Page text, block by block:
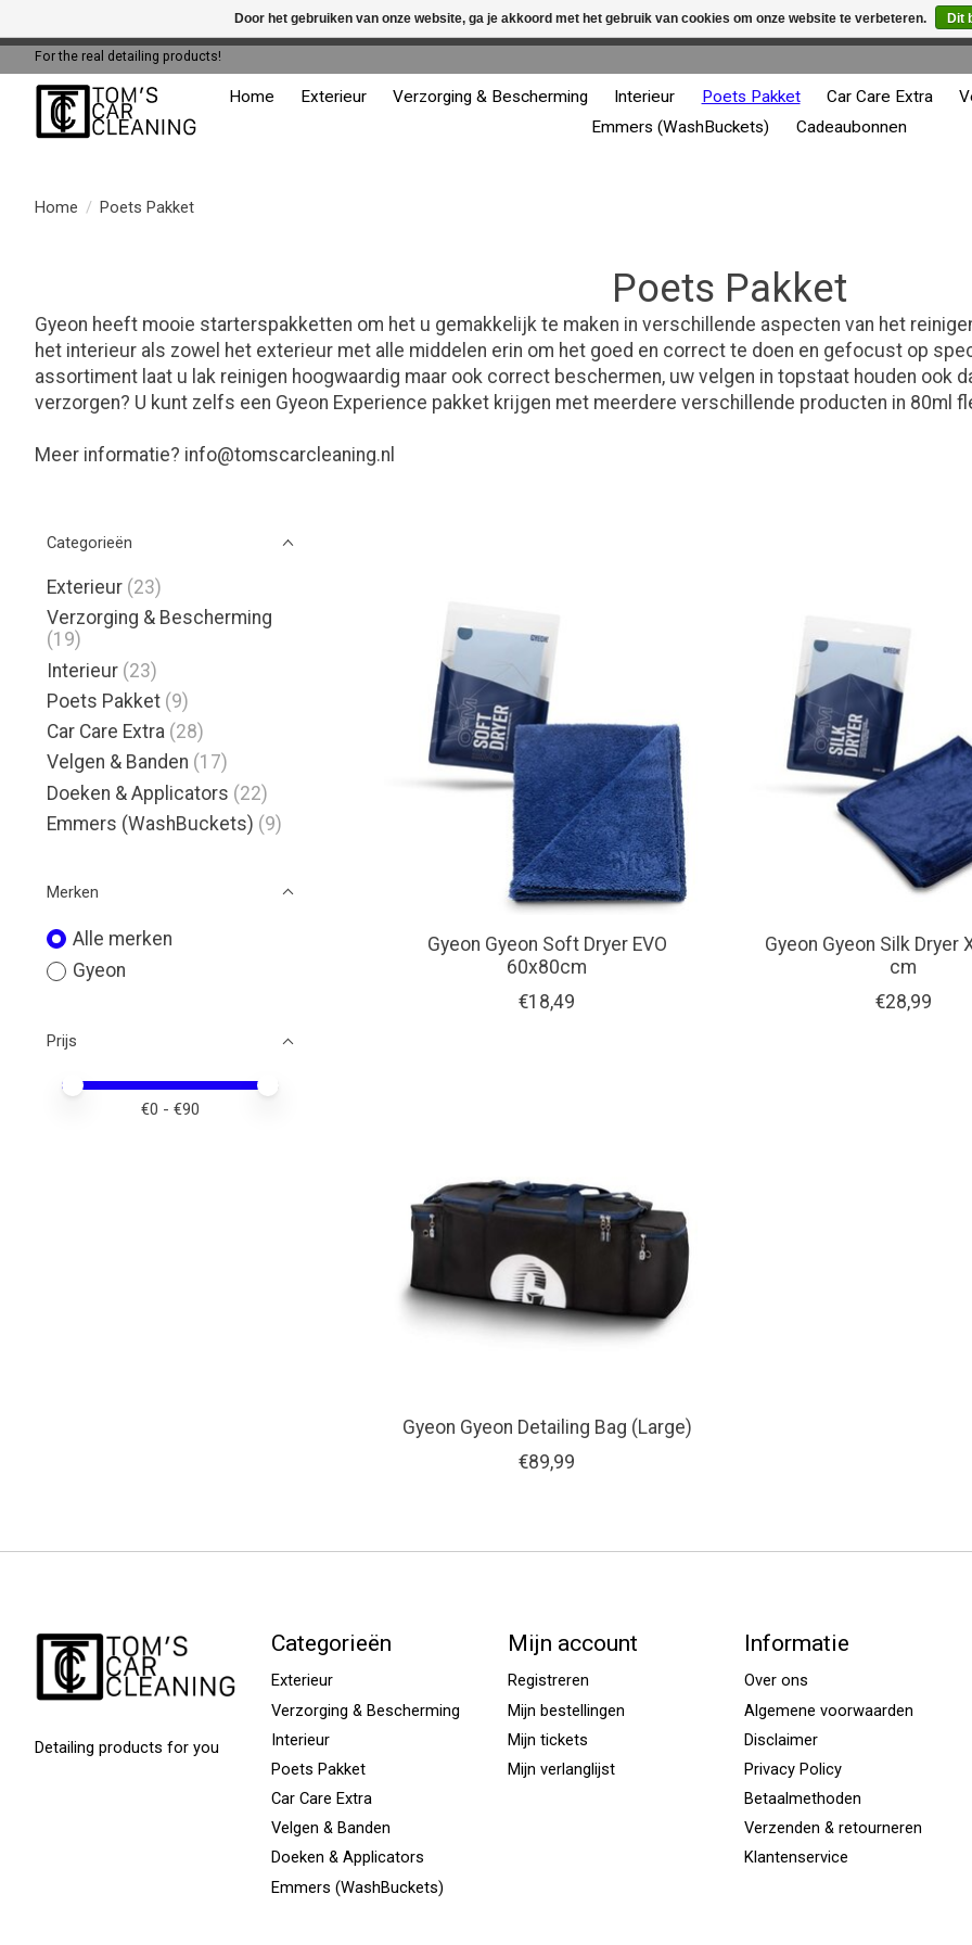
For the real detailing products!
Home Exterieur Verzorging & Bescherming Interieur Poets Pakket Car Care Extra
Emmers (WashBuckets)
Cadeaubonnen
Home / Poets Pakket
Poets Pakket
Gyeon heeft mooie starterspakketten om het u gemakkelijk te maken in verschillende aspecten van het
het interieur als zowel het exterieur met alle middelen erin om het goed en correct te doen en gefocust op
assortiment laat u lak reinigen hoogwaardig maar ook correct beschermen, uw velgen in topstaat houden ook
verzorgen? U kunt zelfs een Gyeon Experience pakket krijgen met meerdere verschillende producten in 80ml
Meer informatie? info@tomscarcleaning.nl
Categorieën
Exterieur (23)
Verzorging & Bescherming
(19)
Interieur (23)
Poets Pakket (9)
Car Care Extra (28)
Velgen & Banden (17)
Doeken & Applicators (22)
Emmers (WashBuckets) (9)
Merken
Alle merken
Gyeon
Prijs
Minimale prijswaarde
Price maximum value
€0 - €90
Gyeon Gyeon Soft Dryer EVO
60x80cm
€18,49
Gyeon Gyeon Silk Dryer
cm
€28,99
Gyeon Gyeon Detailing Bag (Large)
€89,99
Detailing products for you
Categorieën
Exterieur
Verzorging & Bescherming
Interieur
Poets Pakket
Car Care Extra
Velgen & Banden
Doeken & Applicators
Emmers (WashBuckets)
Mijn account
Registreren
Mijn bestellingen
Mijn tickets
Mijn verlanglijst
Informatie
Over ons
Algemene voorwaarden
Disclaimer
Privacy Policy
Betaalmethoden
Verzenden & retourneren
Klantenservice
Door het gebruiken van onze website, ga je akkoord met het gebruik van cookies om onze website te verbeteren. Dit
← Keer terug naar de backofficeDeze winkel is in aanbouw. Eventueel geplaatste orders zullen niet